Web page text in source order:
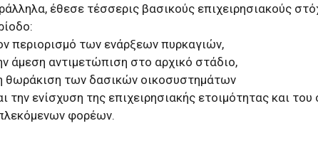
έθεσε τέσσερις βασικούς επιχειρησιακούς
περιορισμό των ενάρξεων πυρκαγιών,
άμεση αντιμετώπιση στο αρχικό στάδιο,
θωράκιση των δασικών οικοσυστημάτων
την ενίσχυση της επιχειρησιακής ετοιμότητας και
φορέων.